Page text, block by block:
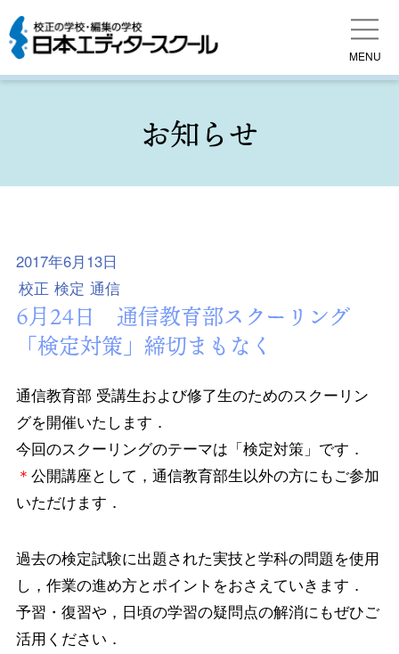
MENU
お知らせ
2017年6月13日
校正 検定 通信
6月24日 通信教育部スクーリング
「検定対策」締切まもなく
通信教育部 受講生および修了生のためのスクーリン
グを開催いたします．
今回のスクーリングのテーマは「検定対策」です．
＊ 公開講座として，通信教育部生以外の方にもご参加
いただけます．
過去の検定試験に出題された実技と学科の問題を使用
し，作業の進め方とポイントをおさえていきます．
予習・復習や，日頃の学習の疑問点の解消にもぜひご
活用ください．